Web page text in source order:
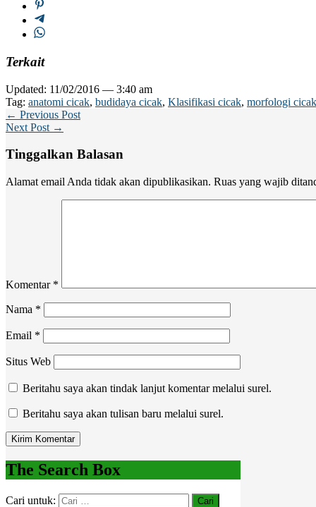
Terkait
Updated: 11/02/2016 — 3:40 am
Tag: anatomi cicak, budidaya cicak, Klasifikasi cicak, morfologi cicak
← Previous Post
Next Post →
Tinggalkan Balasan
Alamat email Anda tidak akan dipublikasikan. Ruas yang wajib
Komentar *
Nama *
Email *
Situs Web
Beritahu saya akan tindak lanjut komentar melalui surel.
Beritahu saya akan tulisan baru melalui surel.
The Search Box
Cari untuk: